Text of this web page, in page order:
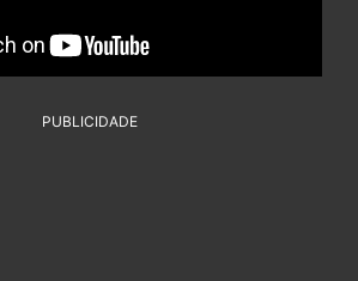
PUBLICIDADE